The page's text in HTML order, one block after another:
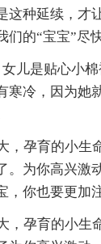
这种延续，才
的“宝宝”尽
儿是贴心小
寒冷，因为她
，孕育的小生
。为你高兴激
，你也要更加
，孕育的小生